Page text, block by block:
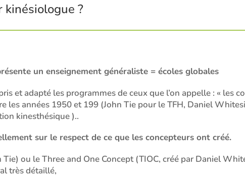
kinésiologue ?
un enseignement généraliste = écoles globales
et adapté les programmes de ceux que l’on appelle : « les
les années 1950 et 199 (John Tie pour le TFH, Daniel
kinesthésique )..
sur le respect de ce que les concepteurs ont créé.
ou le Three and One Concept (TIOC, créé par Daniel
très détaillé,